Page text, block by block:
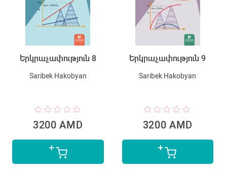
Երկրաչափություն 8
Saribek Hakobyan
3200 AMD
Երկրաչափություն 9
Saribek Hakobyan
3200 AMD